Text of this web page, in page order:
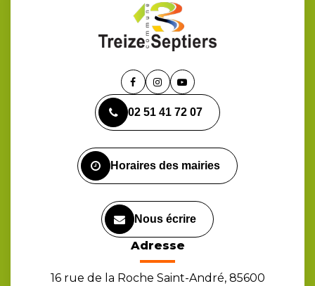
Lien
le
compte
Lien
le
compte
Lien
la
chaîne
02 51 41 72 07
Horaires des mairies
Nous écrire
Adresse
16 rue de la Roche Saint-André, 85600